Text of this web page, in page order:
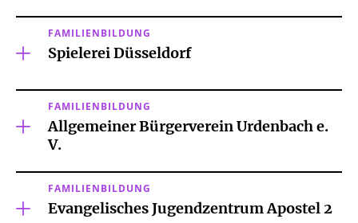
FAMILIENBILDUNG
Spielerei Düsseldorf
FAMILIENBILDUNG
Allgemeiner Bürgerverein Urdenbach e.
V.
FAMILIENBILDUNG
Evangelisches Jugendzentrum Apostel 2